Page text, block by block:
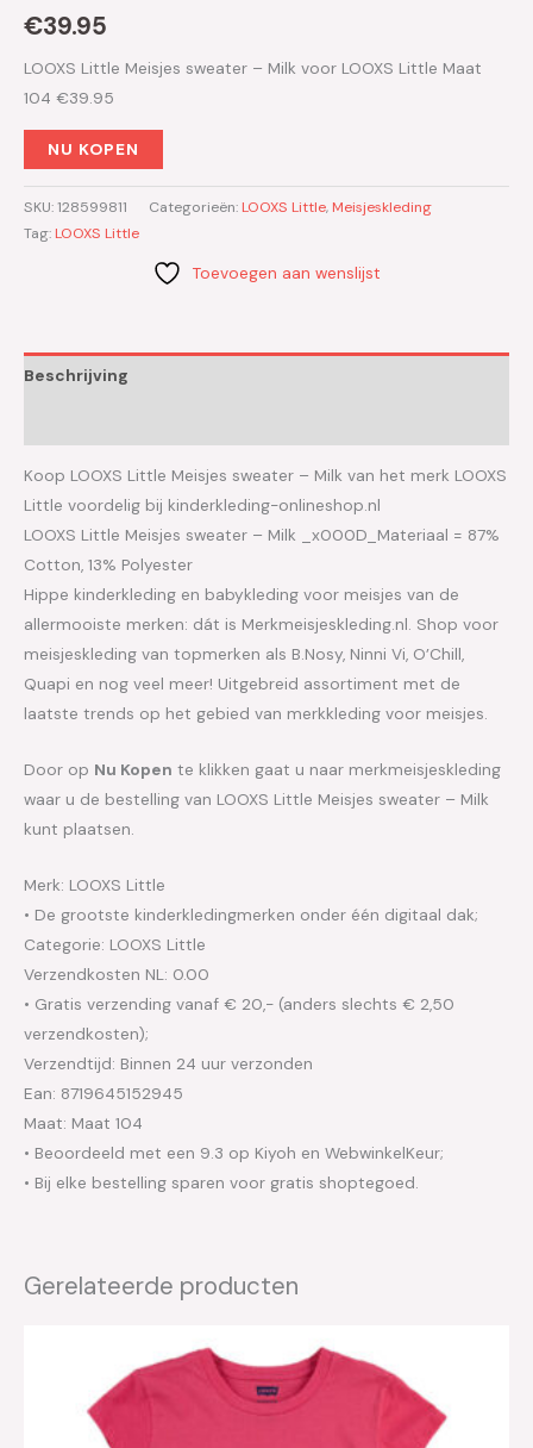
€39.95
LOOXS Little Meisjes sweater – Milk voor LOOXS Little Maat
104 €39.95
NU KOPEN
SKU:128599811 Categorieën: LOOXS Little, Meisjeskleding
Tag: LOOXS Little
Toevoegen aan wenslijst
Beschrijving
Koop LOOXS Little Meisjes sweater – Milk van het merk LOOXS
Little voordelig bij kinderkleding-onlineshop.nl
LOOXS Little Meisjes sweater – Milk _x000D_Materiaal = 87%
Cotton, 13% Polyester
Hippe kinderkleding en babykleding voor meisjes van de
allermooiste merken: dát is Merkmeisjeskleding.nl. Shop voor
meisjeskleding van topmerken als B.Nosy, Ninni Vi, O’Chill,
Quapi en nog veel meer! Uitgebreid assortiment met de
laatste trends op het gebied van merkkleding voor meisjes.
Door op Nu Kopen te klikken gaat u naar merkmeisjeskleding
waar u de bestelling van LOOXS Little Meisjes sweater – Milk
kunt plaatsen.
Merk: LOOXS Little
• De grootste kinderkledingmerken onder één digitaal dak;
Categorie: LOOXS Little
Verzendkosten NL: 0.00
• Gratis verzending vanaf € 20,- (anders slechts € 2,50
verzendkosten);
Verzendtijd: Binnen 24 uur verzonden
Ean: 8719645152945
Maat: Maat 104
• Beoordeeld met een 9.3 op Kiyoh en WebwinkelKeur;
• Bij elke bestelling sparen voor gratis shoptegoed.
Gerelateerde producten